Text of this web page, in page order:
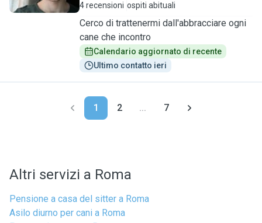
4 recensioni ospiti abituali
Cerco di trattenermi dall'abbracciare ogni
cane che incontro
Calendario aggiornato di recente
Ultimo contatto ieri
1 2 ... 7
Altri servizi a Roma
Pensione a casa del sitter a Roma
Asilo diurno per cani a Roma